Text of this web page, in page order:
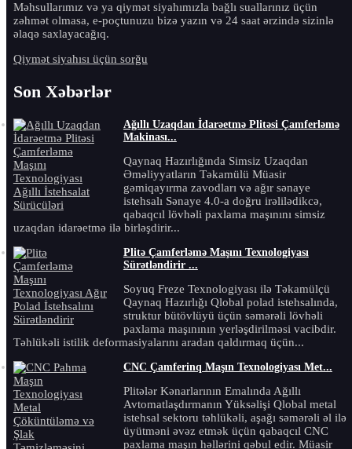
Məhsullarımız və ya qiymət siyahımızla bağlı suallarınız üçün
zəhmət olmasa, e-poçtunuzu bizə yazın və 24 saat ərzində sizinlə
əlaqə saxlayacağıq.
Qiymət siyahısı üçün sorğu
Son Xəbərlər
Ağıllı Uzaqdan İdarəetmə Plitəsi Çamferləmə
Makinası...
Qaynaq Hazırlığında Simsiz Uzaqdan
Əməliyyatların Təkamülü Müasir
gəmiqayırma zavodları və ağır sənaye
istehsalı Sənaye 4.0-a doğru irəlilədikcə,
qabaqcıl lövhəli paxlama maşınını simsiz
uzaqdan idarəetmə ilə birləşdirir...
Plitə Çamferləmə Maşını Texnologiyası
Sürətləndirir ...
Soyuq Freze Texnologiyası ilə Təkamülçü
Qaynaq Hazırlığı Qlobal polad istehsalında,
struktur bütövlüyü üçün səmərəli lövhəli
paxlama maşınının yerləşdirilməsi vacibdir.
Təhlükəli istilik deformasiyalarını aradan qaldırmaq üçün...
CNC Çamferinq Maşın Texnologiyası Met...
Plitələr Kənarlarının Emalında Ağıllı
Avtomatlaşdırmanın Yüksəlişi Qlobal metal
istehsal sektoru təhlükəli, aşağı səmərəli əl ilə
üyütməni əvəz etmək üçün qabaqcıl CNC
paxlama maşın həllərini qəbul edir. Müasir